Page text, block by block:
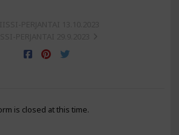
is closed at this time.